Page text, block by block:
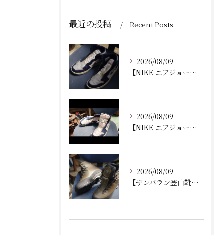
最近の投稿 Recent Posts
2026/08/09
【NIKE エアジョーダン ゴルフシューズ｜ソール剥がれ修理...
2026/08/09
【NIKE エアジョーダン ゴルフシューズ｜ソール剥がれ修理...
2026/08/09
【ザンバラン登山靴｜加水分解によるソール交換修理】